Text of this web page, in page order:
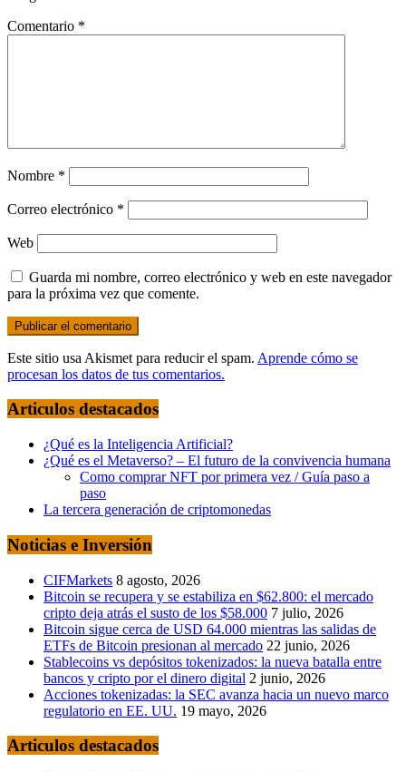
Comentario *
Nombre *
Correo electrónico *
Web
Guarda mi nombre, correo electrónico y web en este navegador
para la próxima vez que comente.
Este sitio usa Akismet para reducir el spam. Aprende cómo se
procesan los datos de tus comentarios.
Articulos destacados
¿Qué es la Inteligencia Artificial?
¿Qué es el Metaverso? – El futuro de la convivencia humana
Como comprar NFT por primera vez / Guía paso a
paso
La tercera generación de criptomonedas
Noticias e Inversión
CIFMarkets 8 agosto, 2026
Bitcoin se recupera y se estabiliza en $62.800: el mercado
cripto deja atrás el susto de los $58.000 7 julio, 2026
Bitcoin sigue cerca de USD 64.000 mientras las salidas de
ETFs de Bitcoin presionan al mercado 22 junio, 2026
Stablecoins vs depósitos tokenizados: la nueva batalla entre
bancos y cripto por el dinero digital 2 junio, 2026
Acciones tokenizadas: la SEC avanza hacia un nuevo marco
regulatorio en EE. UU. 19 mayo, 2026
Articulos destacados